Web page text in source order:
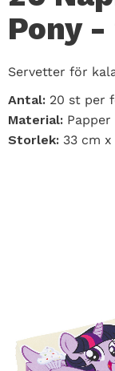
Pony -
Servetter för
Antal: 20 st per
Material: Papper
Storlek: 33 cm x